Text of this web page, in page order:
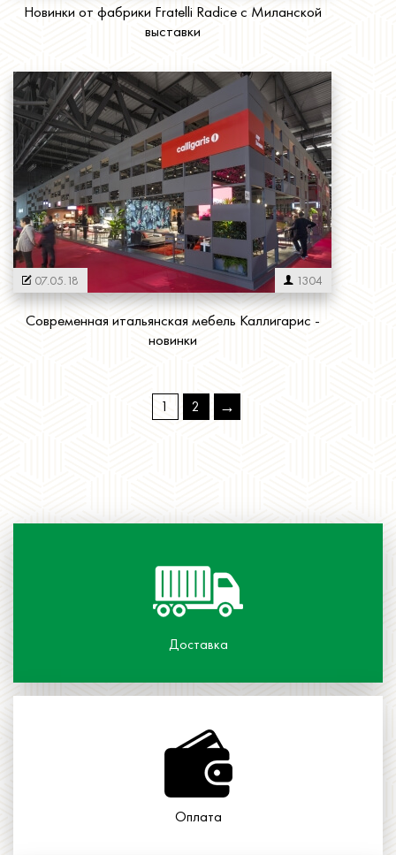
Читать далее
Новинки от фабрики Fratelli Radice с Миланской
выставки
Читать далее
07.05.18 1304
Современная итальянская мебель Каллигарис -
новинки
1
2 →
Доставка
Оплата